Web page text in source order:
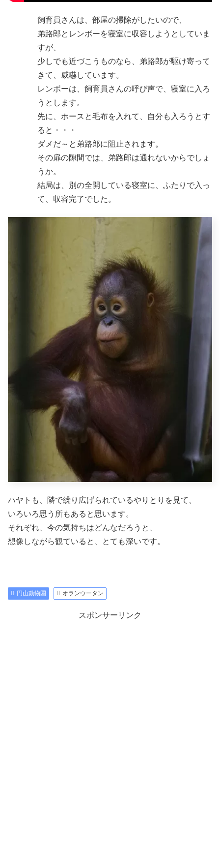
飼育員さんは、部屋の掃除がしたいので、
弟路郎とレンボーを寝室に収容しようとしていま
すが、
少しでも近づこうものなら、弟路郎が駆け寄って
きて、威嚇しています。
レンボーは、飼育員さんの呼び声で、寝室に入ろ
うとします。
先に、ホースと毛布を入れて、自分も入ろうとす
ると・・・
ダメだ～と弟路郎に阻止されます。
その扉の隙間では、弟路郎は通れないからでしょ
うか。
結局は、別の全開している寝室に、ふたりで入っ
て、収容完了でした。
ハヤトも、隣で繰り広げられているやりとりを見て、
いろいろ思う所もあると思います。
それぞれ、今の気持ちはどんなだろうと、
想像しながら観ていると、とても深いです。
円山動物園 オランウータン
スポンサーリンク